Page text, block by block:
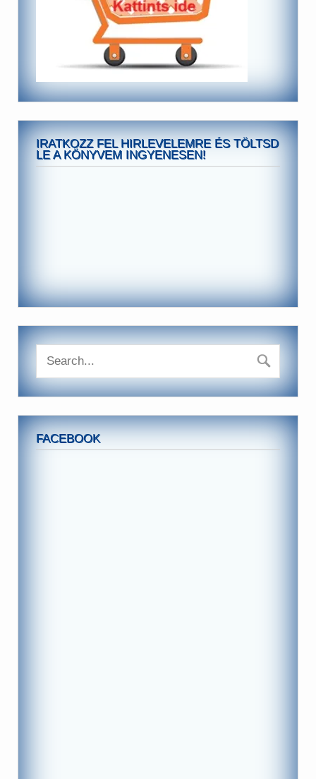
IRATKOZZ FEL HIRLEVELEMRE ÉS TÖLTSD
LE A KÖNYVEM INGYENESEN!
FACEBOOK